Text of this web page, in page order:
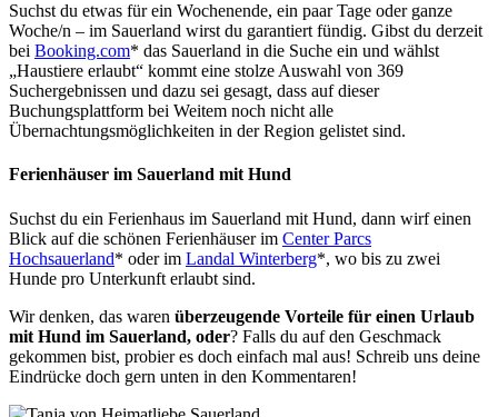
Suchst du etwas für ein Wochenende, ein paar Tage oder ganze
Woche/n – im Sauerland wirst du garantiert fündig. Gibst du derzeit
bei Booking.com* das Sauerland in die Suche ein und wählst
„Haustiere erlaubt“ kommt eine stolze Auswahl von 369
Suchergebnissen und dazu sei gesagt, dass auf dieser
Buchungsplattform bei Weitem noch nicht alle
Übernachtungsmöglichkeiten in der Region gelistet sind.
Ferienhäuser im Sauerland mit Hund
Suchst du ein Ferienhaus im Sauerland mit Hund, dann wirf einen
Blick auf die schönen Ferienhäuser im Center Parcs
Hochsauerland* oder im Landal Winterberg*, wo bis zu zwei
Hunde pro Unterkunft erlaubt sind.
Wir denken, das waren überzeugende Vorteile für einen Urlaub
mit Hund im Sauerland, oder? Falls du auf den Geschmack
gekommen bist, probier es doch einfach mal aus! Schreib uns deine
Eindrücke doch gern unten in den Kommentaren!